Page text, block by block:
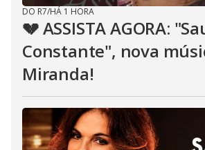
DO R7/HÁ 1 HORA
💔 ASSISTA AGORA:
Constante", nova
Miranda!